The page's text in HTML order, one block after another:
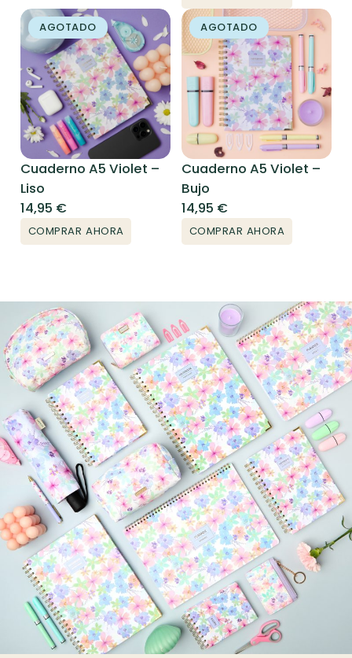
AGOTADO
Cuaderno A5 Violet –
Liso
14,95 €
COMPRAR AHORA
AGOTADO
Cuaderno A5 Violet –
Bujo
14,95 €
COMPRAR AHORA